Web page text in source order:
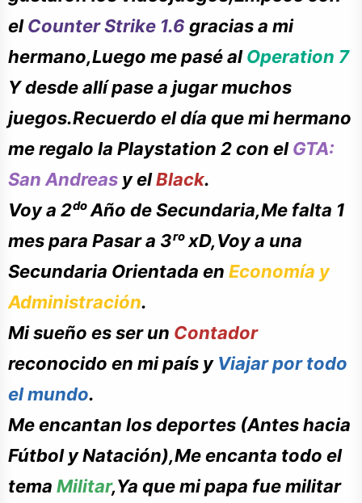
elCounter Strike 1.6 gracias a mi
hermano,Luego me pasé alOperation 7
Y desdeallí pase a jugar muchos
juegos.Recuerdo eldía que mi hermano
me regalo la Playstation 2 con elGTA:
San Andreas y elBlack.
Voy a 2ᵈᵒ Año de Secundaria,Me falta 1
mes para Pasar a 3ʳᵒ xD,Voy a una
Secundaria Orientada en Economía y
Administración.
Mi sueño es ser un Contador
reconocido en mi país y Viajar por todo
el mundo.
Me encantan los deportes (Antes hacia
FútbolyNatación),Me encanta todo el
tema Militar,Ya que mi papa fue militar